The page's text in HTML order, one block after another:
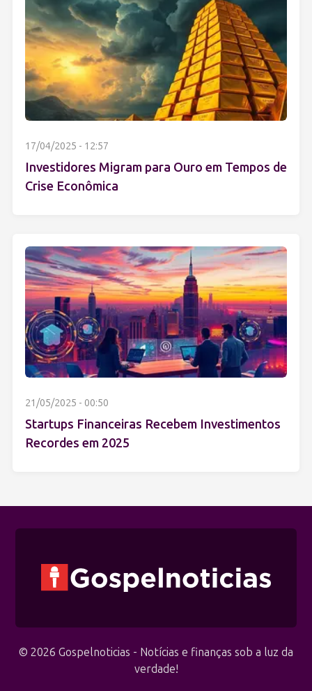
17/04/2025 - 12:57
Investidores Migram para Ouro em Tempos de
Crise Econômica
21/05/2025 - 00:50
Startups Financeiras Recebem Investimentos
Recordes em 2025
© 2026 Gospelnoticias - Notícias e finanças sob a luz da
verdade!